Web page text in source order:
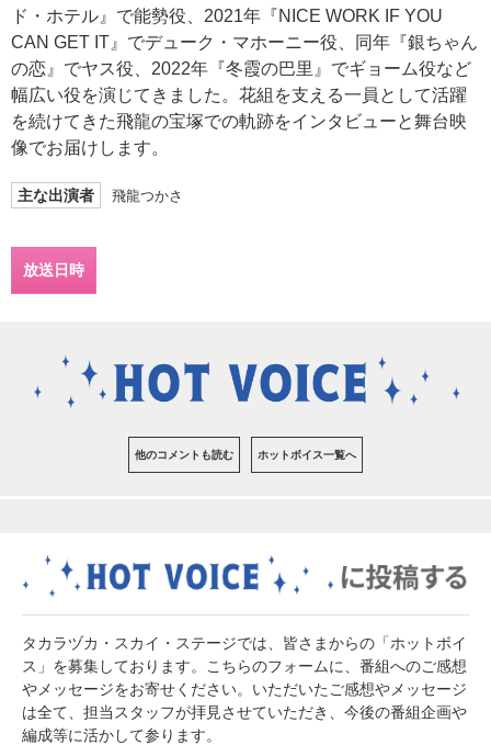
ド・ホテル』で能勢役、2021年『NICE WORK IF YOU
CAN GET IT』でデューク・マホーニー役、同年『銀ちゃん
の恋』でヤス役、2022年『冬霞の巴里』でギョーム役など
幅広い役を演じてきました。花組を支える一員として活躍
を続けてきた飛龍の宝塚での軌跡をインタビューと舞台映
像でお届けします。
主な出演者 飛龍つかさ
放送日時
他のコメントも読む ホットボイス一覧へ
タカラヅカ・スカイ・ステージでは、皆さまからの「ホットボイ
ス」を募集しております。こちらのフォームに、番組へのご感想
やメッセージをお寄せください。いただいたご感想やメッセージ
は全て、担当スタッフが拝見させていただき、今後の番組企画や
編成等に活かして参ります。